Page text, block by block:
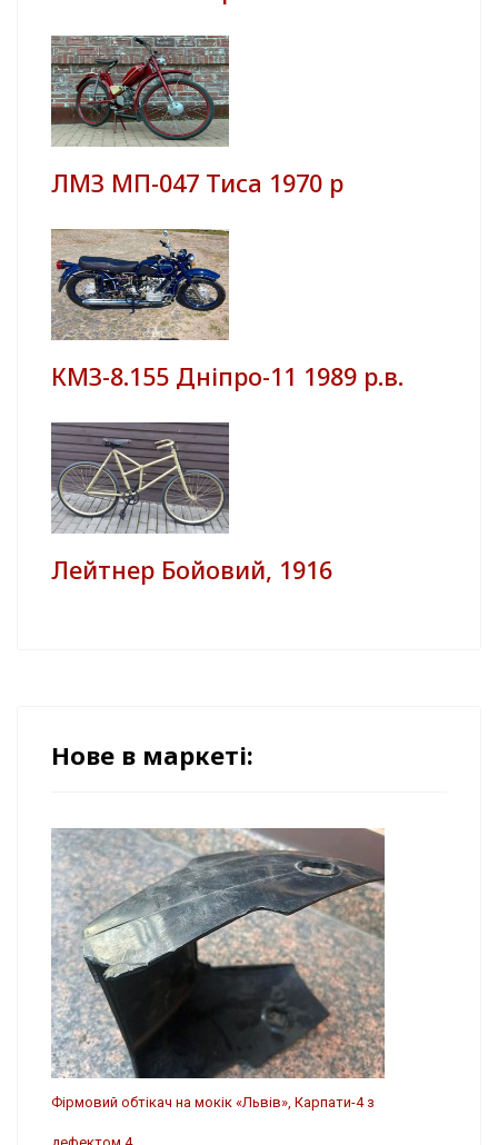
ЛМЗ МП-047 Тиса 1970 р
КМЗ-8.155 Дніпро-11 1989 р.в.
Лейтнер Бойовий, 1916
Нове в маркеті:
Фірмовий обтікач на мокік «Львів», Карпати-4 з